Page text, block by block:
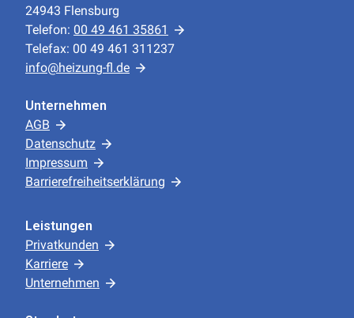
24943 Flensburg
Telefon: 00 49 461 35861
Telefax: 00 49 461 311237
info@heizung-fl.de
Unternehmen
AGB
Datenschutz
Impressum
Barrierefreiheitserklärung
Leistungen
Privatkunden
Karriere
Unternehmen